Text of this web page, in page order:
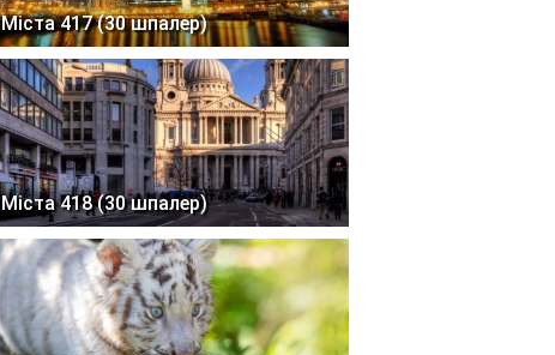
Міста 417 (30 шпалер)
Міста 418 (30 шпалер)